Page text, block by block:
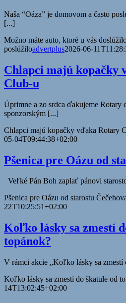
Naša “Oáza” je domovom a často
[...]
Možno máte auto, ktoré u vás
poslúžiloadvertplus2026-06-
Chlapci majú kopačky
Club-u
Úprimne a zo srdca ďakujeme Rotary
sponzorským [...]
Chlapci majú kopačky vďaka Rotary
05-04T09:44:38+02:00
Pšenica pre Oázu od
Veľké Pán Boh zaplať pánovi
Pšenica pre Oázu od starostu
22T10:25:51+02:00
Koľko lásky sa zmestí
topánok?
V rámci akcie „Koľko lásky sa zmestí
Koľko lásky sa zmestí do škatule od
14T13:02:45+02:00